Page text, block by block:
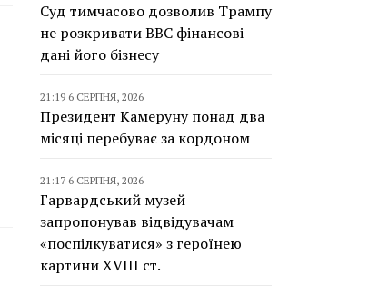
Суд тимчасово дозволив Трампу
не розкривати BBC фінансові
дані його бізнесу
21:19 6 СЕРПНЯ, 2026
Президент Камеруну понад два
місяці перебуває за кордоном
21:17 6 СЕРПНЯ, 2026
Гарвардський музей
запропонував відвідувачам
«поспілкуватися» з героїнею
картини XVIII ст.